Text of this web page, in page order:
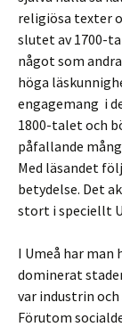
religiösa texter
slutet av 1700-
något som
höga
engagemang i
1800-talet och
påfallande
Med läsandet
betydelse. Det
stort i speciellt
I Umeå har man
dominerat
var industrin
Förutom